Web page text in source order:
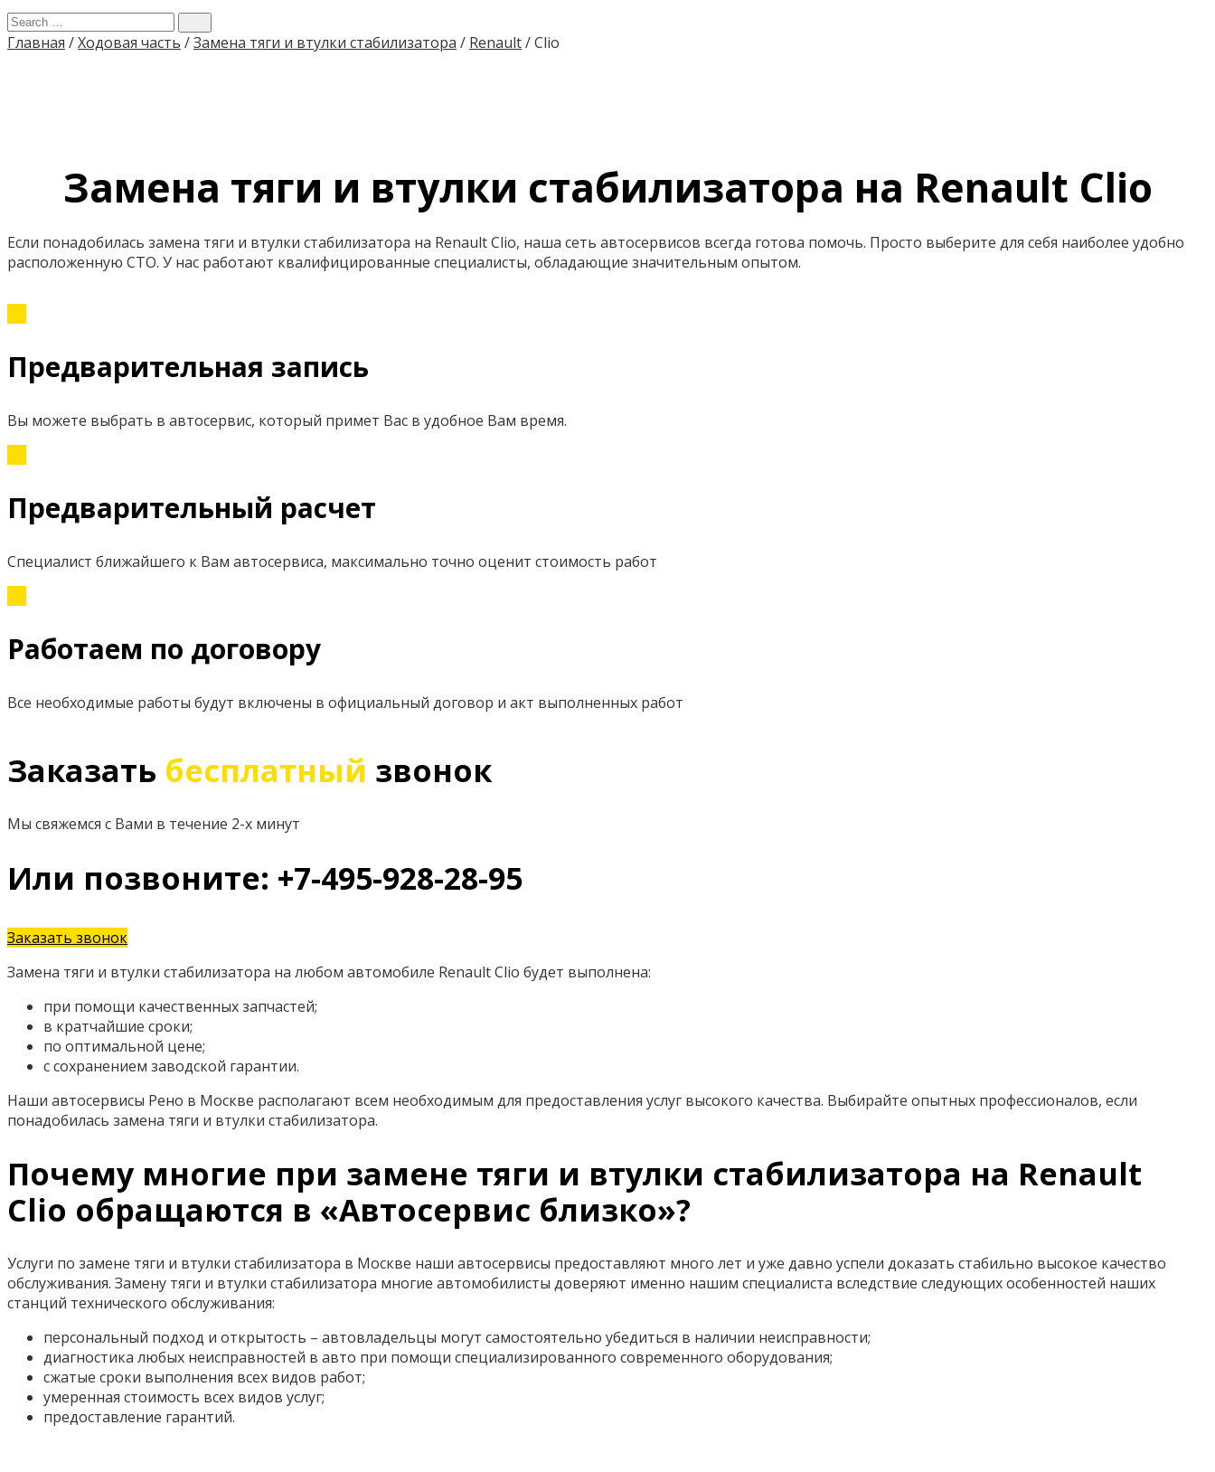
Главная /Ходовая часть /Замена тяги и втулки стабилизатора / Renault/Clio
Замена тяги и втулки стабилизатора на Renault Clio
Если понадобилась замена тяги и втулки стабилизатора на Renault Clio, наша сеть автосервисов всегда готова помочь. Просто выберите для себя наиболее удобно
расположенную СТО. У нас работают квалифицированные специалисты, обладающие значительным опытом.
Предварительная запись
Вы можете выбрать в автосервис, который примет Вас в удобное Вам время.
Предварительный расчет
Специалист ближайшего к Вам автосервиса, максимально точно оценит стоимость работ
Работаем по договору
Все необходимые работы будут включены в официальный договор и акт выполненных работ
Заказать бесплатный звонок
Мы свяжемся с Вами в течение 2-х минут
Или позвоните: +7-495-928-28-95
Заказать звонок
Замена тяги и втулки стабилизатора на любом автомобиле Renault Clio будет выполнена:
при помощи качественных запчастей;
в кратчайшие сроки;
по оптимальной цене;
с сохранением заводской гарантии.
Наши автосервисы Рено в Москве располагают всем необходимым для предоставления услуг высокого качества. Выбирайте опытных профессионалов, если
понадобилась замена тяги и втулки стабилизатора.
Почему многие при замене тяги и втулки стабилизатора на Renault
Clio обращаются в «Автосервис близко»?
Услуги по замене тяги и втулки стабилизатора в Москве наши автосервисы предоставляют много лет и уже давно успели доказать стабильно высокое качество
обслуживания. Замену тяги и втулки стабилизатора многие автомобилисты доверяют именно нашим специалиста вследствие следующих особенностей наших
станций технического обслуживания:
персональный подход и открытость – автовладельцы могут самостоятельно убедиться в наличии неисправности;
диагностика любых неисправностей в авто при помощи специализированного современного оборудования;
сжатые сроки выполнения всех видов работ;
умеренная стоимость всех видов услуг;
предоставление гарантий.